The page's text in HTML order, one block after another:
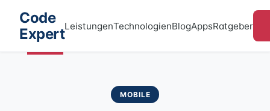
Code
ExpertLeistungenTechnologienBlogAppsRatgeber
MOBILE